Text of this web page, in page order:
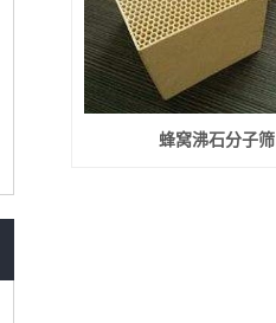
蜂窝沸石分子筛